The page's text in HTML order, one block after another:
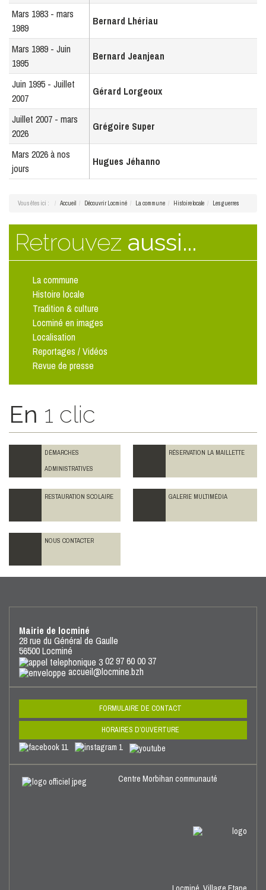
Mars 1983 - mars
1989
Bernard Lhériau
Mars 1989 - Juin
1995
Bernard Jeanjean
Juin 1995 - Juillet
2007
Gérard Lorgeoux
Juillet 2007 - mars
2026
Grégoire Super
Mars 2026 à nos
jours
Hugues Jéhanno
Vous êtes ici : Accueil Découvrir Locminé La commune Histoire locale Les guerres
Retrouvez aussi...
La commune
Histoire locale
Tradition & culture
Locminé en images
Localisation
Reportages / Vidéos
Revue de presse
En 1 clic
DÉMARCHES
ADMINISTRATIVES
RÉSERVATION LA MAILLETTE
RESTAURATION SCOLAIRE GALERIE MULTIMÉDIA
NOUS CONTACTER
Mairie de locminé
28 rue du Général de Gaulle
56500 Locminé
02 97 60 00 37
accueil@locmine.bzh
FORMULAIRE DE CONTACT
HORAIRES D’OUVERTURE
Centre Morbihan communauté